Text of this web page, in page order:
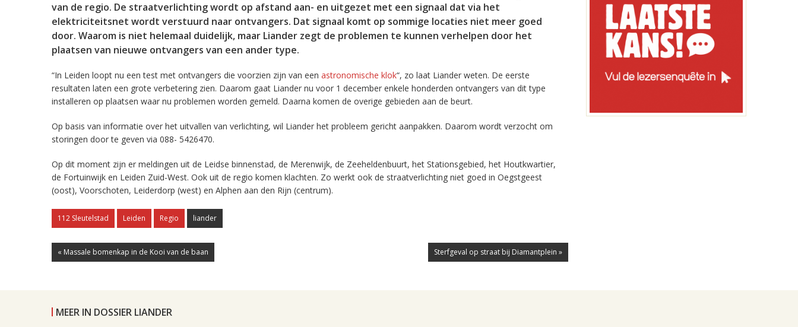
van de regio. De straatverlichting wordt op afstand aan- en uitgezet met een signaal dat via het
elektriciteitsnet wordt verstuurd naar ontvangers. Dat signaal komt op sommige locaties niet meer goed
door. Waarom is niet helemaal duidelijk, maar Liander zegt de problemen te kunnen verhelpen door het
plaatsen van nieuwe ontvangers van een ander type.
“In Leiden loopt nu een test met ontvangers die voorzien zijn van een astronomische klok“, zo laat Liander weten. De eerste
resultaten laten een grote verbetering zien. Daarom gaat Liander nu voor 1 december enkele honderden ontvangers van dit type
installeren op plaatsen waar nu problemen worden gemeld. Daarna komen de overige gebieden aan de beurt.
Op basis van informatie over het uitvallen van verlichting, wil Liander het probleem gericht aanpakken. Daarom wordt verzocht om
storingen door te geven via 088- 5426470.
Op dit moment zijn er meldingen uit de Leidse binnenstad, de Merenwijk, de Zeeheldenbuurt, het Stationsgebied, het Houtkwartier,
de Fortuinwijk en Leiden Zuid-West. Ook uit de regio komen klachten. Zo werkt ook de straatverlichting niet goed in Oegstgeest
(oost), Voorschoten, Leiderdorp (west) en Alphen aan den Rijn (centrum).
112 Sleutelstad Leiden Regio liander
« Massale bomenkap in de Kooi van de baan Sterfgeval op straat bij Diamantplein »
MEER IN DOSSIER LIANDER